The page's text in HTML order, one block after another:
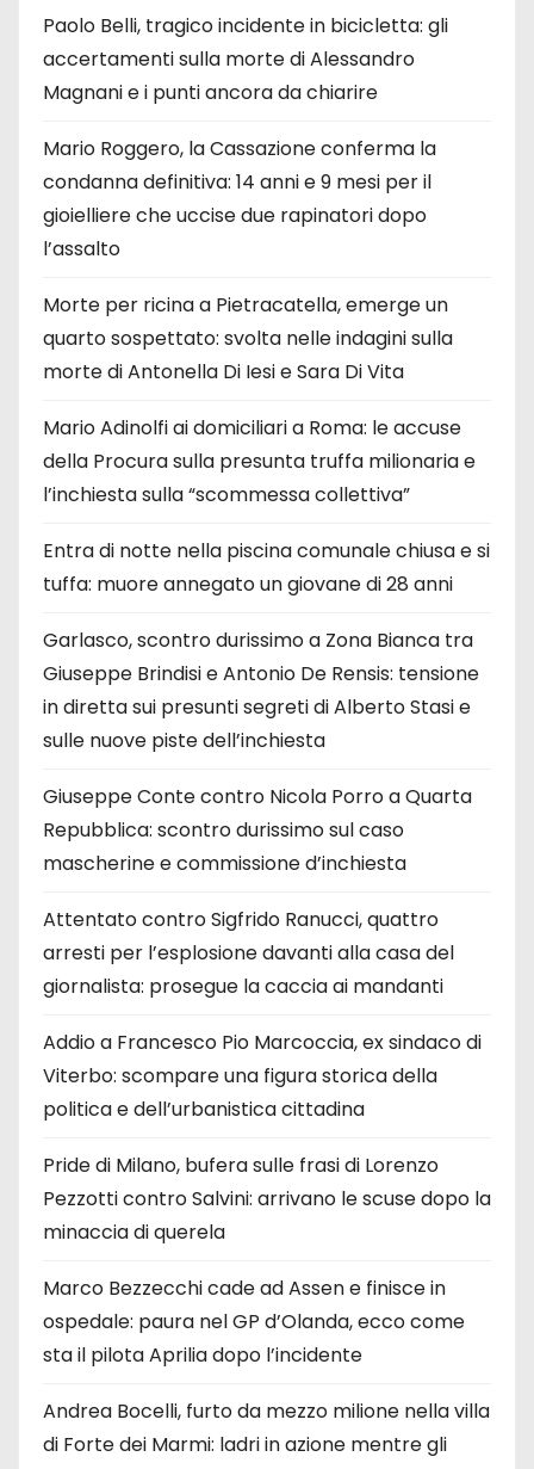
Paolo Belli, tragico incidente in bicicletta: gli
accertamenti sulla morte di Alessandro
Magnani e i punti ancora da chiarire
Mario Roggero, la Cassazione conferma la
condanna definitiva: 14 anni e 9 mesi per il
gioielliere che uccise due rapinatori dopo
l’assalto
Morte per ricina a Pietracatella, emerge un
quarto sospettato: svolta nelle indagini sulla
morte di Antonella Di Iesi e Sara Di Vita
Mario Adinolfi ai domiciliari a Roma: le accuse
della Procura sulla presunta truffa milionaria e
l’inchiesta sulla “scommessa collettiva”
Entra di notte nella piscina comunale chiusa e si
tuffa: muore annegato un giovane di 28 anni
Garlasco, scontro durissimo a Zona Bianca tra
Giuseppe Brindisi e Antonio De Rensis: tensione
in diretta sui presunti segreti di Alberto Stasi e
sulle nuove piste dell’inchiesta
Giuseppe Conte contro Nicola Porro a Quarta
Repubblica: scontro durissimo sul caso
mascherine e commissione d’inchiesta
Attentato contro Sigfrido Ranucci, quattro
arresti per l’esplosione davanti alla casa del
giornalista: prosegue la caccia ai mandanti
Addio a Francesco Pio Marcoccia, ex sindaco di
Viterbo: scompare una figura storica della
politica e dell’urbanistica cittadina
Pride di Milano, bufera sulle frasi di Lorenzo
Pezzotti contro Salvini: arrivano le scuse dopo la
minaccia di querela
Marco Bezzecchi cade ad Assen e finisce in
ospedale: paura nel GP d’Olanda, ecco come
sta il pilota Aprilia dopo l’incidente
Andrea Bocelli, furto da mezzo milione nella villa
di Forte dei Marmi: ladri in azione mentre gli